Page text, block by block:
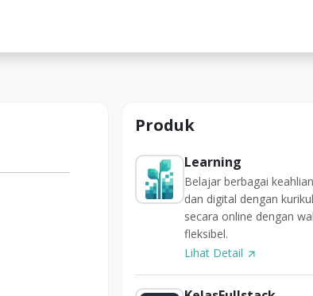
Produk
Learning
Belajar berbagai
dan digital dengan
secara online dengan
fleksibel.
Lihat Detail